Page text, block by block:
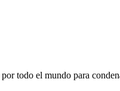
por todo el mundo para